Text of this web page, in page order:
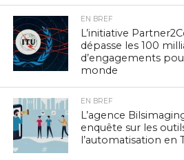
EN BREF
L’initiative
dépasse les 100
d’engagements
monde
EN BREF
L’agence
enquête sur les
l’automatisation en